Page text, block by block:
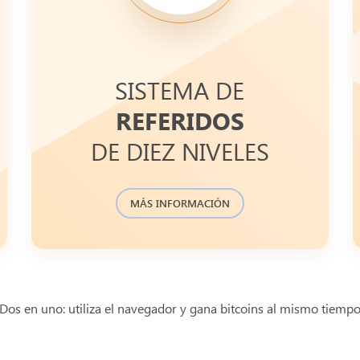
SISTEMA DE
REFERIDOS
DE DIEZ NIVELES
MÁS INFORMACIÓN
amigos y consigue ganancias adicionales
en BTC, en función de lo que ellos ganen.
¡Cuantos más amigos invitéis, tanto tu
como ellos, más ganarás!
¡Sé proactivo y
Dos en uno: utiliza el navegador y gana bitcoins al mismo tiempo